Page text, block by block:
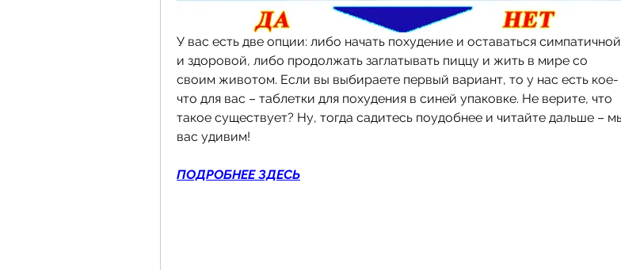
У вас есть две опции: либо начать похудение и оставаться симпатичной
и здоровой, либо продолжать заглатывать пиццу и жить в мире со
своим животом. Если вы выбираете первый вариант, то у нас есть кое-
что для вас – таблетки для похудения в синей упаковке. Не верите, что
такое существует? Ну, тогда садитесь поудобнее и читайте дальше –
вас удивим!
ПОДРОБНЕЕ ЗДЕСЬ